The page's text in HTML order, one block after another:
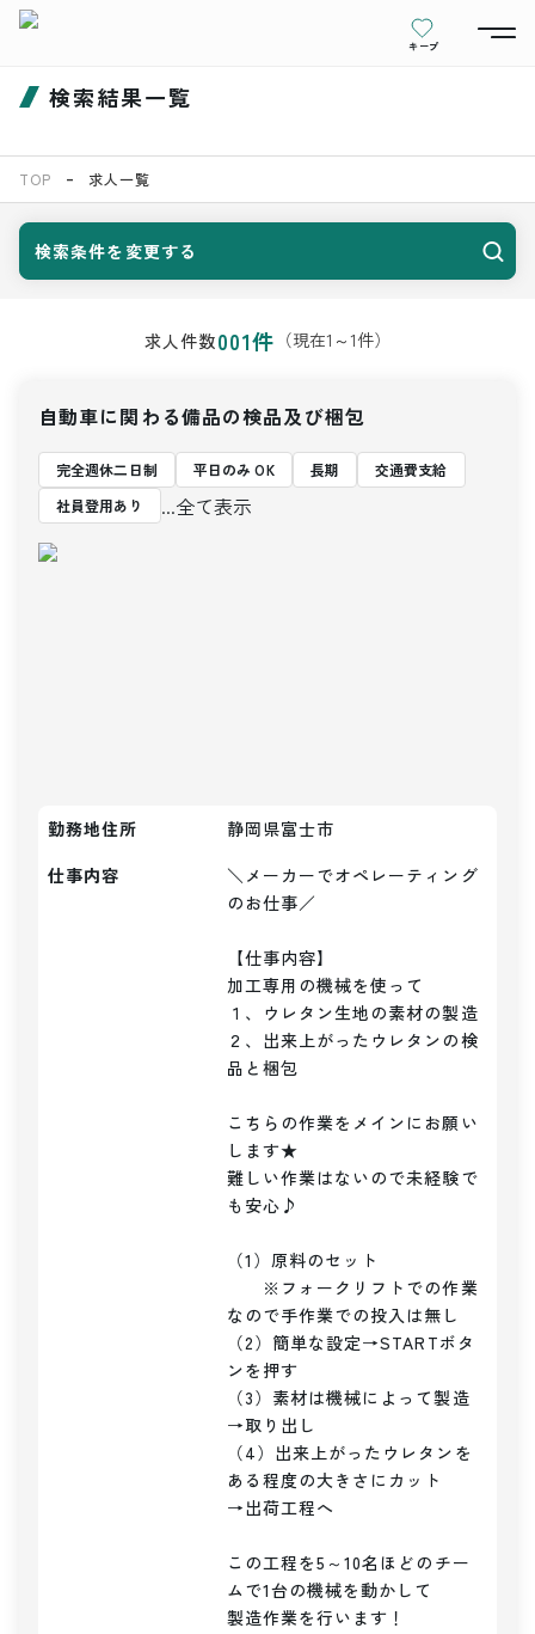
キープ
検索結果一覧
TOP 求人一覧
検索条件を変更する
求人件数001件 （現在1 ～1件）
自動車に関わる備品の検品及び梱包
完全週休二日制 平日のみ OK 長期
交通費支給
社員登用あり
...全て表示
勤務地住所
静岡県富士市
仕事内容
＼メーカーでオペレーティング
のお仕事／
【仕事内容】
加工専用の機械を使って
１、ウレタン生地の素材の製造
２、出来上がったウレタンの検
品と梱包
こちらの作業をメインにお願い
します★
難しい作業はないので未経験で
も安心♪
（1）原料のセット
※フォークリフトでの作業
なので手作業での投入は無し
（2）簡単な設定→STARTボタ
ンを押す
（3）素材は機械によって製造
→取り出し
（4）出来上がったウレタンを
ある程度の大きさにカット
→出荷工程へ
この工程を5～10名ほどのチー
ムで1台の機械を動かして
製造作業を行います！